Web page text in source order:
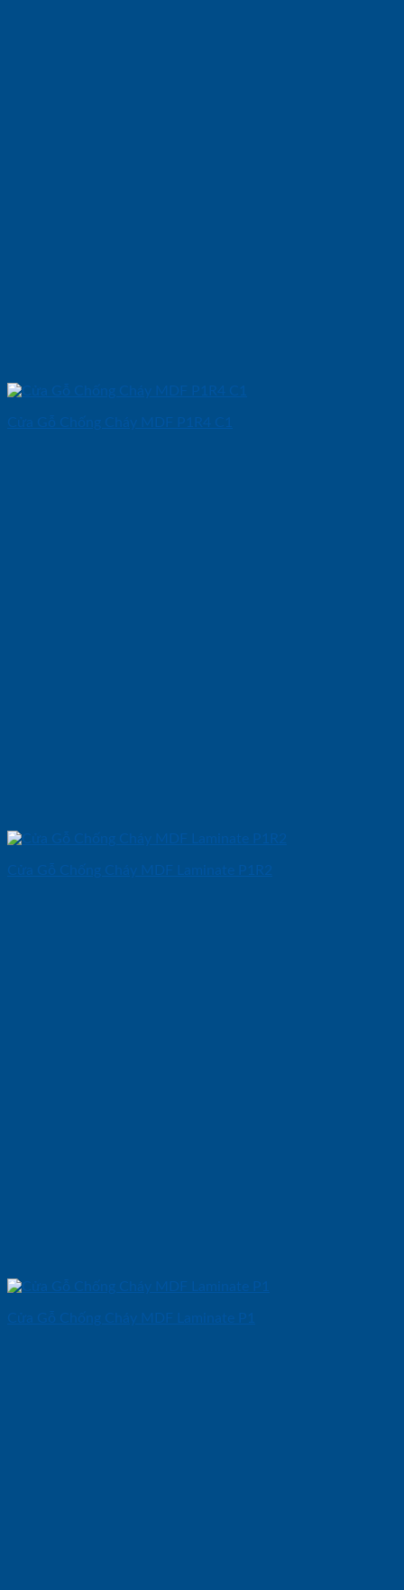
Cửa Gỗ Chống Cháy MDF P1R4 C1
Cửa Gỗ Chống Cháy MDF Laminate P1R2
Cửa Gỗ Chống Cháy MDF Laminate P1